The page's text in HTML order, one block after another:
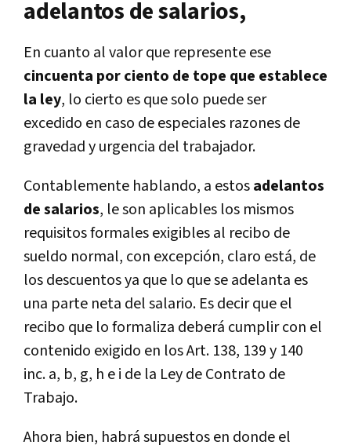
adelantos de salarios,
En cuanto al valor que represente ese
cincuenta por ciento de tope que establece
la ley, lo cierto es que solo puede ser
excedido en caso de especiales razones de
gravedad y urgencia del trabajador.
Contablemente hablando, a estosadelantos
de salarios, le son aplicables los mismos
requisitos formales exigibles al recibo de
sueldo normal, con excepción, claro está, de
los descuentos ya que lo que se adelanta es
una parte neta del salario. Es decir que el
recibo que lo formaliza deberá cumplir con el
contenido exigido en los Art. 138, 139 y 140
inc. a, b, g, h e i de la Ley de Contrato de
Trabajo.
Ahora bien, habrá supuestos en donde el